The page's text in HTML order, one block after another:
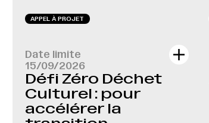
APPEL À PROJET
Date limite
15/09/2026
Défi Zéro Déchet
Culturel : pour
accélérer la